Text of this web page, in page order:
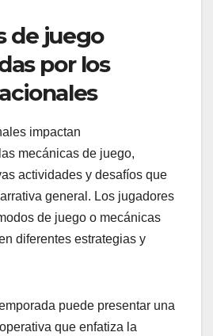
de juego
por los
impactan
mecánicas de juego,
actividades y desafíos que
general. Los jugadores
de juego o mecánicas
diferentes estrategias y
puede presentar una
que enfatiza la